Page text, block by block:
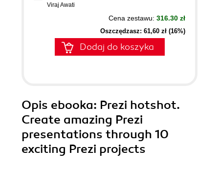
Viraj Awati
Cena zestawu: 316.30 zł
Oszczędzasz: 61,60 zł (16%)
Dodaj do koszyka
Opis ebooka: Prezi hotshot.
Create amazing Prezi
presentations through 10
exciting Prezi projects